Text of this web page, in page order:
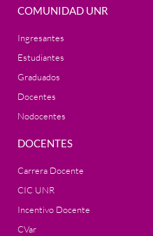
COMUNIDAD UNR
Ingresantes
Estudiantes
Graduados
Docentes
Nodocentes
DOCENTES
Carrera Docente
CIC UNR
Incentivo Docente
CVar